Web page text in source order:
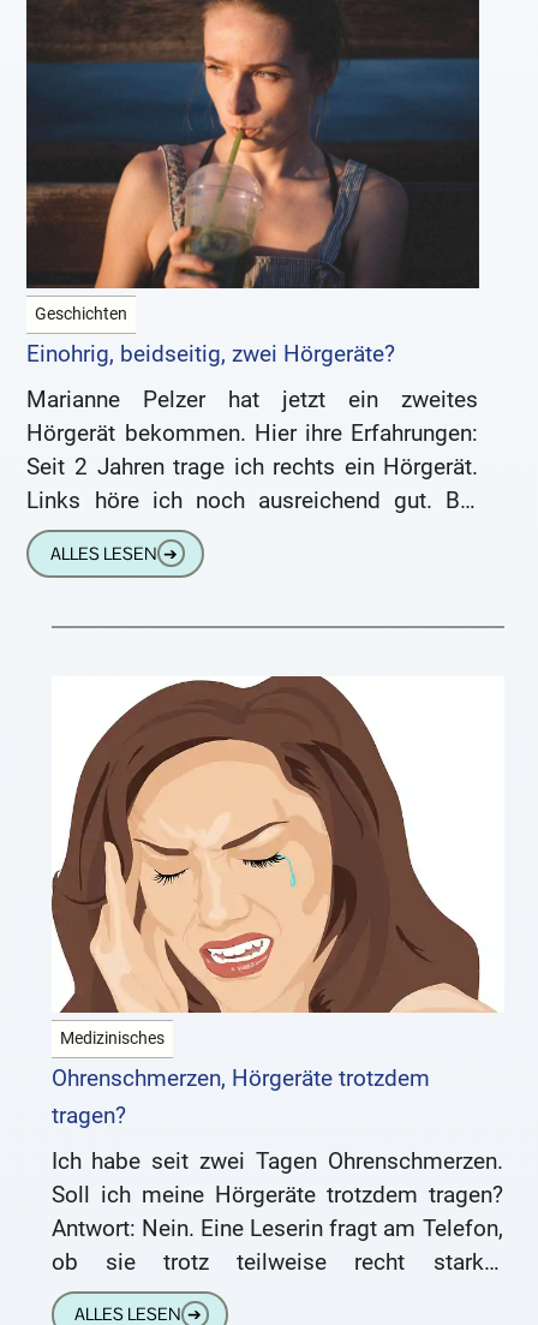
Geschichten
Einohrig, beidseitig, zwei Hörgeräte?
Marianne Pelzer hat jetzt ein zweites
Hörgerät bekommen. Hier ihre Erfahrungen:
Seit 2 Jahren trage ich rechts ein Hörgerät.
Links höre ich noch ausreichend gut. Bei
jedem Hörtest schneidet das
ALLES LESEN ➔
Medizinisches
Ohrenschmerzen, Hörgeräte trotzdem
tragen?
Ich habe seit zwei Tagen Ohrenschmerzen.
Soll ich meine Hörgeräte trotzdem tragen?
Antwort: Nein. Eine Leserin fragt am Telefon,
ob sie trotz teilweise recht starker
beidseitiger Ohrenschmerzen ihre Hörgeräte
ALLES LESEN ➔